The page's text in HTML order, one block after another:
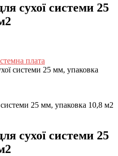
сухої системи 25
плата
системи 25 мм, упаковка
сухої системи 25